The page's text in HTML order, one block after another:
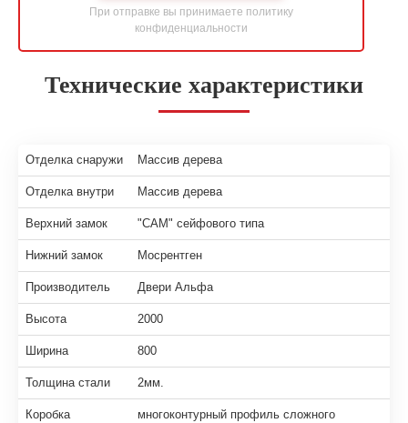
При отправке вы принимаете политику
конфиденциальности
Технические характеристики
Отделка снаружи Массив дерева
Отделка внутри Массив дерева
Верхний замок "САМ" сейфового типа
Нижний замок Мосрентген
Производитель Двери Альфа
Высота 2000
Ширина 800
Толщина стали 2мм.
Коробка
многоконтурный профиль сложного